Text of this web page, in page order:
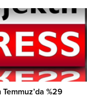
Temmuz itibarıyla gram
TL seviyelerinin üzerinde
çeyrek altın ise 10 bin TL
Temmuz’da %29